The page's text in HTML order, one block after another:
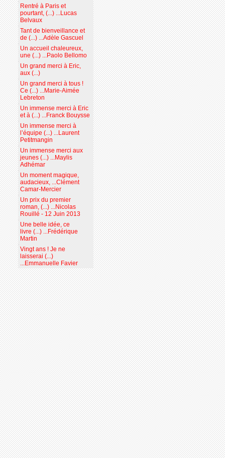
Rentré à Paris et
pourtant, (...) ...Lucas
Belvaux
Tant de bienveillance et
de (...) ...Adèle Gascuel
Un accueil chaleureux,
une (...) ...Paolo Bellomo
Un grand merci à Eric,
aux (...)
Un grand merci à tous !
Ce (...) ...Marie-Aimée
Lebreton
Un immense merci à Eric
et à (...) ...Franck Bouysse
Un immense merci à
l’équipe (...) ...Laurent
Petitmangin
Un immense merci aux
jeunes (...) ...Maylis
Adhémar
Un moment magique,
audacieux, ...Clément
Camar-Mercier
Un prix du premier
roman, (...) ...Nicolas
Rouillé - 12 Juin 2013
Une belle idée, ce
livre (...) ...Frédérique
Martin
Vingt ans ! Je ne
laisserai (...)
...Emmanuelle Favier